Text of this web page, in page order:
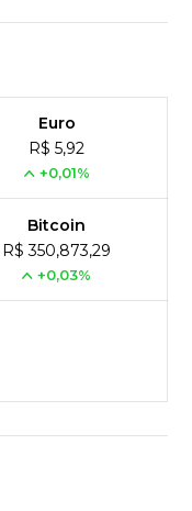
Euro
R$ 5,92
+0,01%
Bitcoin
R$ 350,873,29
+0,03%